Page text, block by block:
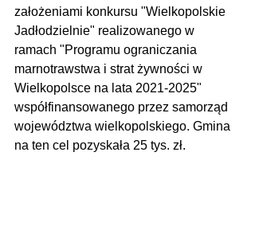
założeniami konkursu "Wielkopolskie
Jadłodzielnie" realizowanego w
ramach "Programu ograniczania
marnotrawstwa i strat żywności w
Wielkopolsce na lata 2021-2025"
współfinansowanego przez samorząd
województwa wielkopolskiego. Gmina
na ten cel pozyskała 25 tys. zł.